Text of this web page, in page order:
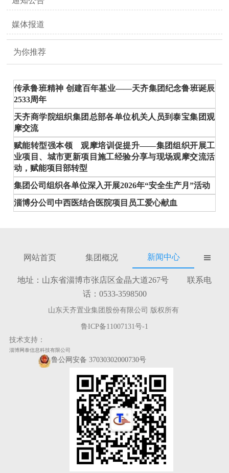
媒体报道
为你推荐
传承鲁班精神 创建百年基业——天齐集团纪念鲁班诞辰
2533周年
天齐商学院组织集团总部各单位机关人员到泰宝集团观
摩交流
赋能转型强本领 观摩培训促提升——集团组织开展工
业项目、城市更新项目施工经验分享与现场观摩交流活
动，赋能项目部转型
集团公司组织各单位深入开展2026年“安全生产月”活动
淄博分公司中西医结合医院项目员工爱心献血
网站首页 集团概况 新闻中心 
地址：山东省淄博市张店区金晶大道267号 联系电
话：0533-3598500
山东天齐置业集团股份有限公司 版权所有
鲁ICP备11007131号-1
技术支持：
淄博网泰信息科技有限公司
鲁公网安备 37030302000730号